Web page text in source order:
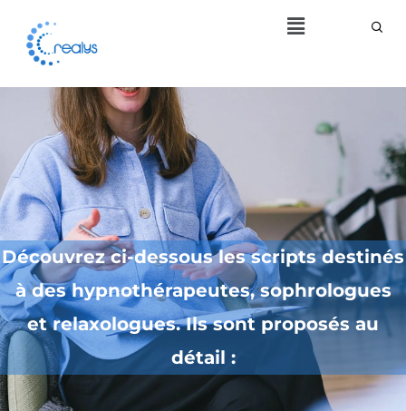
Menu
Découvrez ci-dessous les scripts destinés
à des hypnothérapeutes, sophrologues
et relaxologues. Ils sont proposés au
détail :